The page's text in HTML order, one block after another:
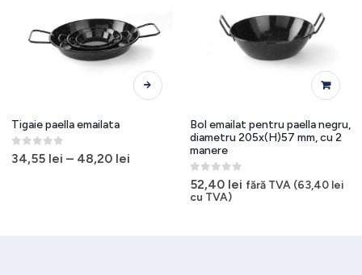
Acest produs are mai multe variații. Opțiunile pot fi alese în pagina produsului.
Tigaie paella emailata
0out of 5
34,55 lei – 48,20 lei
Bol emailat pentru paella negru,
diametru 205x(H)57 mm, cu 2
manere
0out of 5
52,40 lei fără TVA (63,40 lei
cu TVA)